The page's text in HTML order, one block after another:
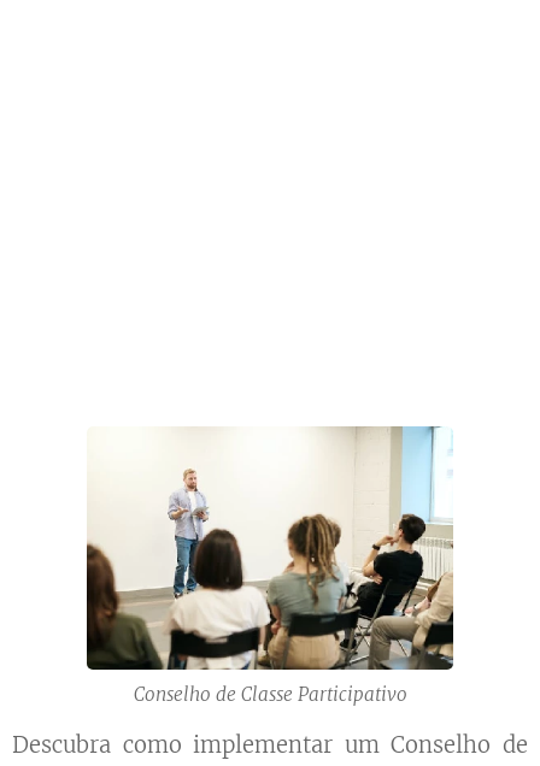
Conselho de Classe Participativo
Descubra como implementar um Conselho de